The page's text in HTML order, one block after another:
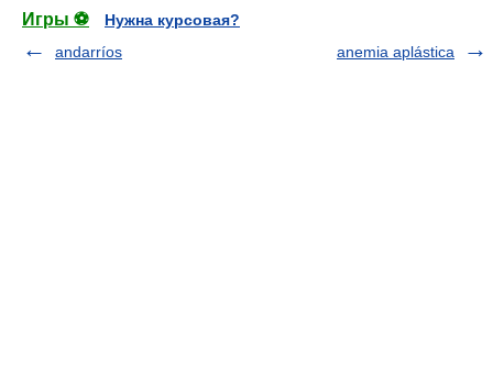
Игры ⚽
Нужна курсовая?
andarríos
anemia aplástica